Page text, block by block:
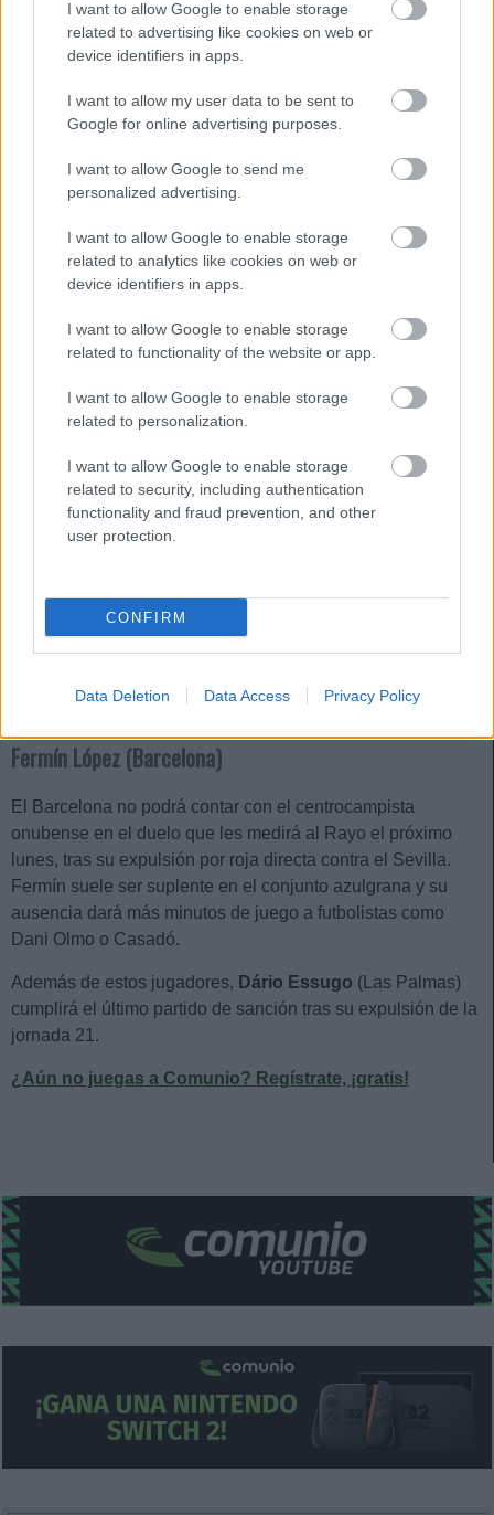
I want to allow Google to enable storage
related to advertising like cookies on web or
device identifiers in apps.
I want to allow my user data to be sent to
Google for online advertising purposes.
I want to allow Google to send me
personalized advertising.
I want to allow Google to enable storage
related to analytics like cookies on web or
device identifiers in apps.
I want to allow Google to enable storage
related to functionality of the website or app.
I want to allow Google to enable storage
related to personalization.
I want to allow Google to enable storage
related to security, including authentication
functionality and fraud prevention, and other
user protection.
CONFIRM
Data Deletion Data Access Privacy Policy
García Pimienta tendrá dos bajas muy importantes por
Tanto Saúl Ñíguez como Loic Badé recibieron la quinta
amonestación de la temporada contra el Barcelona y se
perderán el partido. En el puesto de Saúl puede entrar
Agoumé, mientras que Marcao podría ser el sustituto de
Enzo Barrenechea (Valencia)
la baja por sanción de Barrenechea. El futbolista argentino
está siendo muy importante en las alineaciones de Carlos
Corberán, quien optará por Pepelu para cubrir su ausencia.
Marcos André (Valladolid)
sanción tras recibir la quinta amonestación de la temporada
en la derrota en Vallecas. Juanmi Latasa debería ser el
encargado de reemplazarle en el once pucelano.
Roja directa
Fermín López (Barcelona)
El Barcelona no podrá contar con el centrocampista
onubense en el duelo que les medirá al Rayo el próximo
lunes, tras su expulsión por roja directa contra el Sevilla.
Fermín suele ser suplente en el conjunto azulgrana y su
ausencia dará más minutos de juego a futbolistas como
Dani Olmo o Casadó.
Además de estos jugadores, Dário Essugo (Las Palmas)
cumplirá el último partido de sanción tras su expulsión de la
jornada 21.
¿Aún no juegas a Comunio? Regístrate, ¡gratis!